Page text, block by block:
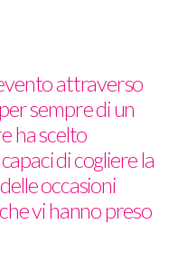
attraverso
sempre di un
ha scelto
di cogliere la
occasioni
vi hanno preso